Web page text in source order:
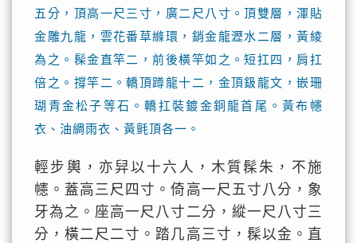
五分，頂高一尺三寸，廣二尺八寸。頂雙層，渾貼
金雕九龍，雲花番草縧環，銷金龍瀝水二層，黃綾
為之。髹金直竿二，前後橫竿如之。短扛四，肩扛
倍之。撐竿二。轎頂蹲龍十二，金頂鈒龍文，嵌珊
瑚青金松子等石。轎扛裝鍍金銅龍首尾。黃布幰
衣、油綢雨衣、黃氈頂各一。
輕步輿，亦舁以十六人，木質髹朱，不施
幰。蓋高三尺四寸。倚高一尺五寸八分，象
牙為之。座高一尺八寸二分，縱一尺八寸三
分，橫二尺二寸。踏几高三寸，髹以金。直